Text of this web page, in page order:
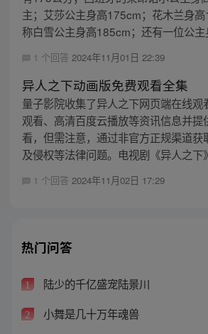
主；艾莎公主身高175cm；花木兰身
称白雪公主身高185cm；还有一位公主
1 个回答 2024年11月01日 22:39
异人之下动画版免费观看全集
量子影院收集了异人之下网页端在线
观看、高清百度云播放等资讯信息并提
看，但需注意，通过非官方正规渠道获
及侵权等法律问题。电视剧《异人之下
1 个回答 2024年11月02日 17:29
热门问答
1 陆少的千亿盛宠陆景川
2 小舞是几十万年魂兽